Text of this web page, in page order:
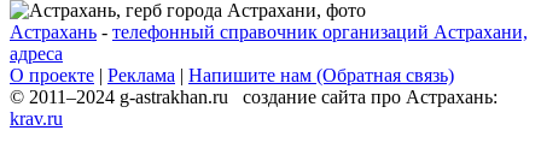
Астрахань - телефонный справочник организаций Астрахани,
адреса
О проекте | Реклама | Напишите нам (Обратная связь)
© 2011–2024 g-astrakhan.ru создание сайта про Астрахань:
krav.ru